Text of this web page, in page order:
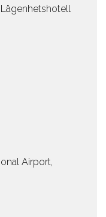
Lägenhetshotell
Airport,